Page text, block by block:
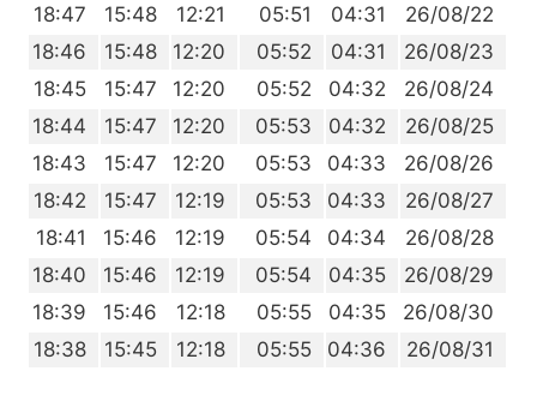
26/08/22
04:31
05:51
12:21
15:48
18:47
26/08/23
04:31
05:52
12:20
15:48
18:46
26/08/24
04:32
05:52
12:20
15:47
18:45
26/08/25
04:32
05:53
12:20
15:47
18:44
26/08/26
04:33
05:53
12:20
15:47
18:43
26/08/27
04:33
05:53
12:19
15:47
18:42
26/08/28
04:34
05:54
12:19
15:46
18:41
26/08/29
04:35
05:54
12:19
15:46
18:40
26/08/30
04:35
05:55
12:18
15:46
18:39
26/08/31
04:36
05:55
12:18
15:45
18:38